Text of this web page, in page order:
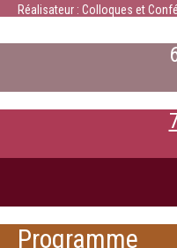
Réalisateur : Colloques et
Programme